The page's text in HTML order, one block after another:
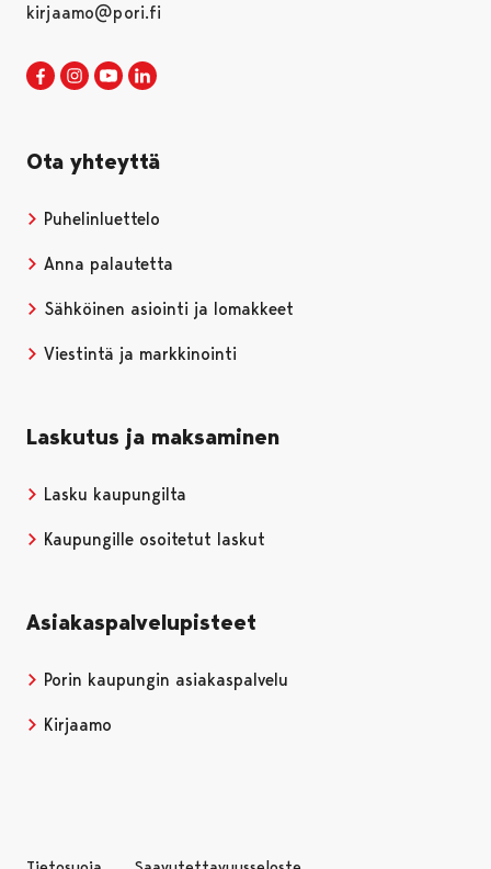
kirjaamo@pori.fi
Porin kaupunki Facebookissa
Avautuu uudessa välilehdessä
Porin kaupunki Instagramissa
Avautuu uudessa välilehdessä
Porin kaupunki Youtubessa
Avautuu uudessa välilehdessä
Ota yhteyttä
Puhelinluettelo
Anna palautetta
Sähköinen asiointi ja lomakkeet
Viestintä ja markkinointi
Laskutus ja maksaminen
Lasku kaupungilta
Kaupungille osoitetut laskut
Asiakaspalvelupisteet
Porin kaupungin asiakaspalvelu
Kirjaamo